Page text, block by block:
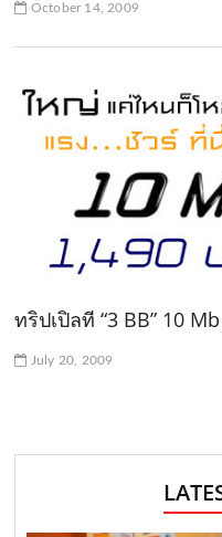
October 14, 2009
ทริปเปิลที “3 BB” 10
July 20, 2009